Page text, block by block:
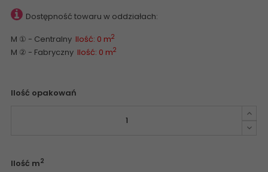
Dostępność towaru w oddziałach:
M ① - Centralny Ilość: 0 m2
M ② - Fabryczny Ilość: 0 m2
Ilość opakowań
Ilość m2